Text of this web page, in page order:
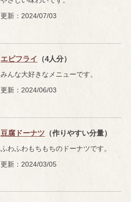
更新：2024/07/03
エビフライ （4人分）
みんな大好きなメニューです。
更新：2024/06/03
豆腐ドーナツ （作りやすい分量）
ふわふわもちもちのドーナツです。
更新：2024/03/05